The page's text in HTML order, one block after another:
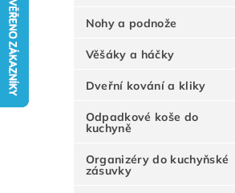
Nohy a podnože
Věšáky a háčky
Dveřní kování a kliky
Odpadkové koše do
kuchyně
Organizéry do kuchyňské
zásuvky